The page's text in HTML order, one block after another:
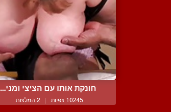
חונקת אותו עם הציצי ומני...
10245 צפיות | 2 המלצות